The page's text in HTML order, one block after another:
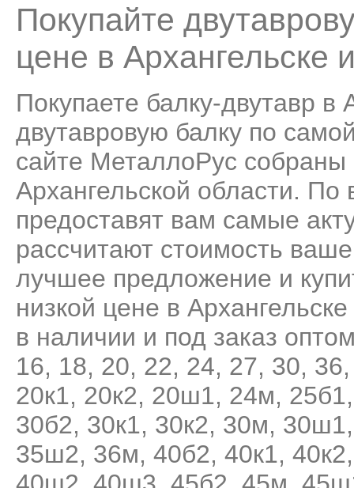
Покупайте
цене в Архангельске
Покупаете балку-двутавр в
двутавровую балку по
сайте МеталлоРус собраны
Архангельской области.
предоставят вам самые
рассчитают стоимость
лучшее предложение и
низкой цене в
в наличии и под заказ
16, 18, 20, 22, 24, 27, 30, 36
20к1, 20к2, 20ш1, 24м, 25б1
30б2, 30к1, 30к2, 30м, 30ш1
35ш2, 36м, 40б2, 40к1, 40к2